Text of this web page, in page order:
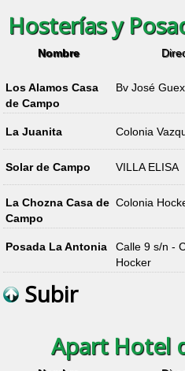
Hosterías y
Nombre
Los Alamos Casa
de Campo
Bv José
La Juanita Colonia
Solar de Campo VILLA ELISA
La Chozna Casa de
Campo
Colonia
Posada La Antonia
Calle 9 s/n -
Hocker
Subir
Apart Hotel